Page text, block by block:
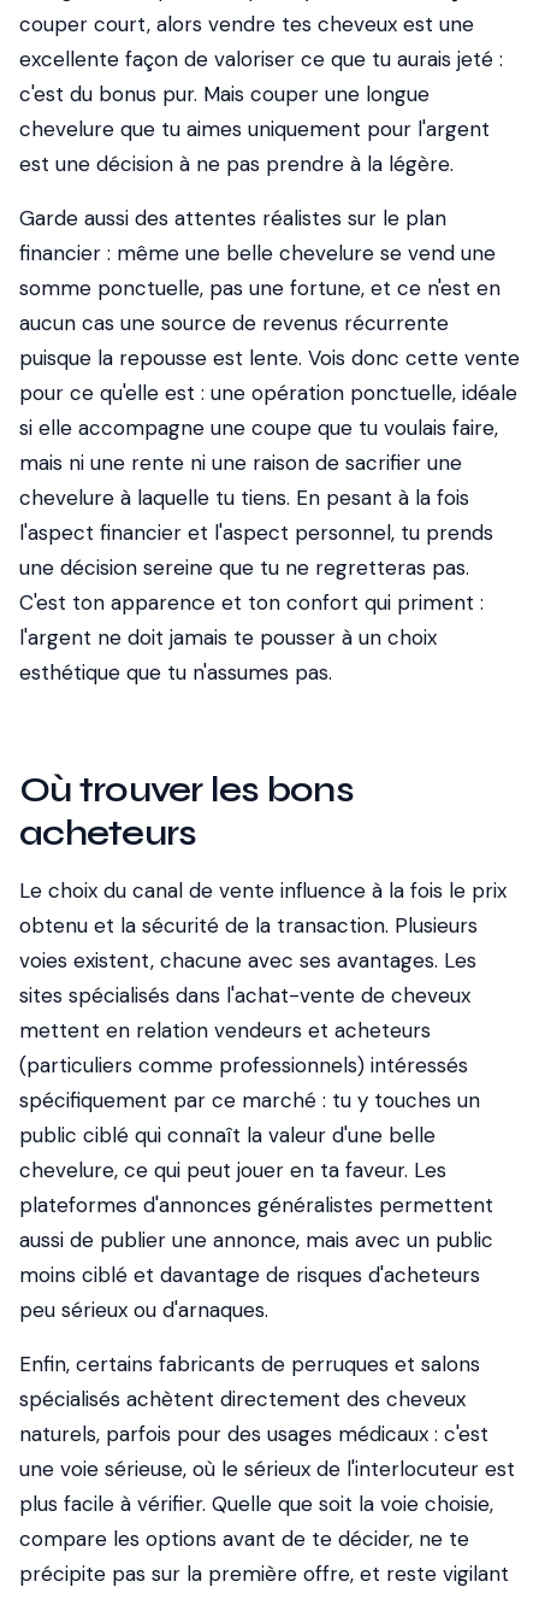
couper court, alors vendre tes cheveux est une
excellente façon de valoriser ce que tu aurais jeté :
c'est du bonus pur. Mais couper une longue
chevelure que tu aimes uniquement pour l'argent
est une décision à ne pas prendre à la légère.
Garde aussi des attentes réalistes sur le plan
financier : même une belle chevelure se vend une
somme ponctuelle, pas une fortune, et ce n'est en
aucun cas une source de revenus récurrente
puisque la repousse est lente. Vois donc cette vente
pour ce qu'elle est : une opération ponctuelle, idéale
si elle accompagne une coupe que tu voulais faire,
mais ni une rente ni une raison de sacrifier une
chevelure à laquelle tu tiens. En pesant à la fois
l'aspect financier et l'aspect personnel, tu prends
une décision sereine que tu ne regretteras pas.
C'est ton apparence et ton confort qui priment :
l'argent ne doit jamais te pousser à un choix
esthétique que tu n'assumes pas.
Où trouver les bons
acheteurs
Le choix du canal de vente influence à la fois le prix
obtenu et la sécurité de la transaction. Plusieurs
voies existent, chacune avec ses avantages. Les
sites spécialisés dans l'achat-vente de cheveux
mettent en relation vendeurs et acheteurs
(particuliers comme professionnels) intéressés
spécifiquement par ce marché : tu y touches un
public ciblé qui connaît la valeur d'une belle
chevelure, ce qui peut jouer en ta faveur. Les
plateformes d'annonces généralistes permettent
aussi de publier une annonce, mais avec un public
moins ciblé et davantage de risques d'acheteurs
peu sérieux ou d'arnaques.
Enfin, certains fabricants de perruques et salons
spécialisés achètent directement des cheveux
naturels, parfois pour des usages médicaux : c'est
une voie sérieuse, où le sérieux de l'interlocuteur est
plus facile à vérifier. Quelle que soit la voie choisie,
compare les options avant de te décider, ne te
précipite pas sur la première offre, et reste vigilant